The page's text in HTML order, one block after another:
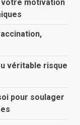
votre motivation
véritable risque
pour soulager